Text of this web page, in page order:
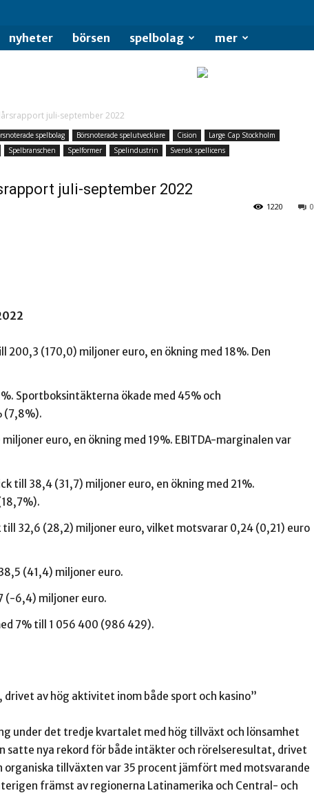
nyheter börsen spelbolag mer
juli-september 2022
spelbolag Börsnoterade spelutvecklare Cision
Large Cap Stockholm
Spelbranschen Spelformer Spelindustrin
Svensk spellicens
juli-september 2022
0
1220
200,3 (170,0) miljoner euro, en ökning med 18%. Den
Sportboksintäkterna ökade med 45% och
(7,8%).
euro, en ökning med 19%. EBITDA-marginalen var
till 38,4 (31,7) miljoner euro, en ökning med 21%.
32,6 (28,2) miljoner euro, vilket motsvarar 0,24 (0,21) euro
(41,4) miljoner euro.
(-6,4) miljoner euro.
7% till 1 056 400 (986 429).
drivet av hög aktivitet inom både sport och kasino”
under det tredje kvartalet med hög tillväxt och lönsamhet
satte nya rekord för både intäkter och rörelseresultat, drivet
organiska tillväxten var 35 procent jämfört med motsvarande
främst av regionerna Latinamerika och Central- och